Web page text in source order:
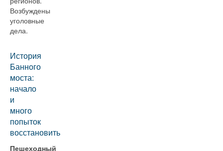
Возбуждены
уголовные
дела.
История
Банного
моста:
начало
и
много
попыток
восстановить
Пешеходный